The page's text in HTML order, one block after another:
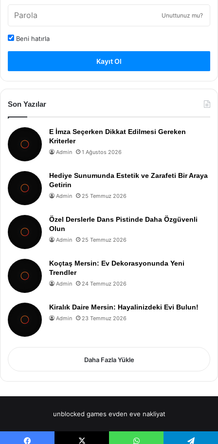
Unuttunuz mu?
Beni hatırla
Kayıt Ol
Son Yazılar
E İmza Seçerken Dikkat Edilmesi Gereken
Kriterler
Admin 1 Ağustos 2026
Hediye Sunumunda Estetik ve Zarafeti Bir Araya
Getirin
Admin 25 Temmuz 2026
Özel Derslerle Dans Pistinde Daha Özgüvenli
Olun
Admin 25 Temmuz 2026
Koçtaş Mersin: Ev Dekorasyonunda Yeni
Trendler
Admin 24 Temmuz 2026
Kiralık Daire Mersin: Hayalinizdeki Evi Bulun!
Admin 23 Temmuz 2026
Daha Fazla Yükle
unblocked games evden eve nakliyat